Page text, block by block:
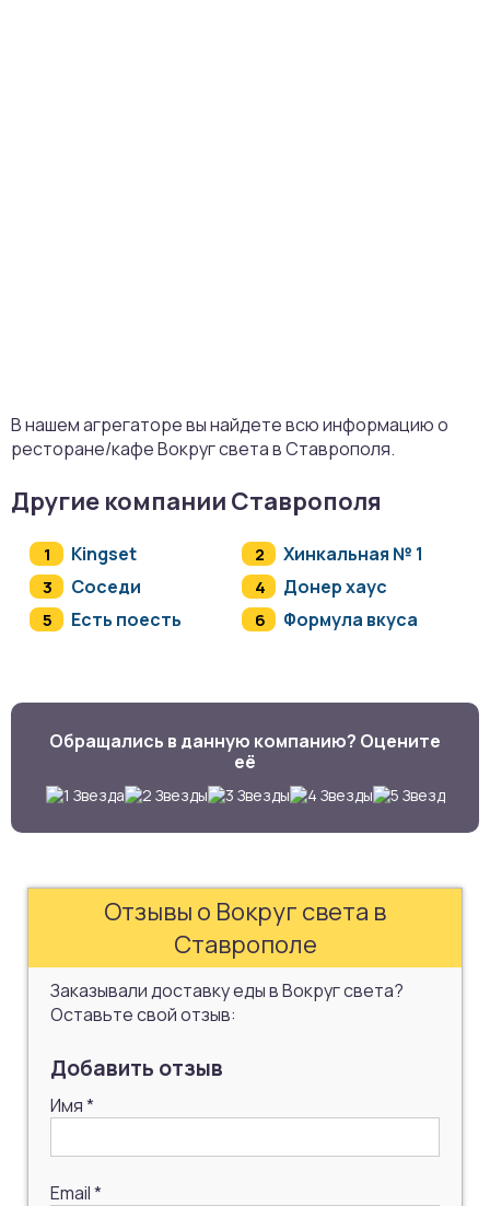
В нашем агрегаторе вы найдете всю информацию о
ресторане/кафе Вокруг света в Ставрополя.
Другие компании Ставрополя
Kingset
Хинкальная № 1
Соседи
Донер хаус
Есть поесть
Формула вкуса
Обращались в данную компанию? Оцените
её
Отзывы о Вокруг света в
Ставрополе
Заказывали доставку еды в Вокруг света?
Оставьте свой отзыв:
Добавить отзыв
Имя*
Email*